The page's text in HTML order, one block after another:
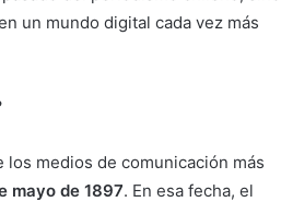
un mundo digital cada vez más
medios de comunicación más
mayo de 1897. En esa fecha, el